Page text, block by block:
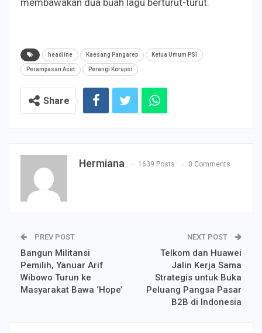
membawakan dua buah lagu berturut-turut.
headline Kaesang Pangarep Ketua Umum PSI
Perampasan Aset Perangi Korupsi
Share
Hermiana 1639 Posts 0 Comments
PREV POST
Bangun Militansi
Pemilih, Yanuar Arif
Wibowo Turun ke
Masyarakat Bawa ‘Hope’
NEXT POST
Telkom dan Huawei
Jalin Kerja Sama
Strategis untuk Buka
Peluang Pangsa Pasar
B2B di Indonesia